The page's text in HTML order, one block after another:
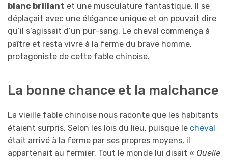
blanc brillant et une musculature fantastique. Il se
déplaçait avec une élégance unique et on pouvait dire
qu’il s’agissait d’un pur-sang. Le cheval commença à
paître et resta vivre à la ferme du brave homme,
protagoniste de cette fable chinoise.
La bonne chance et la malchance
La vieille fable chinoise nous raconte que les habitants
étaient surpris. Selon les lois du lieu, puisque le cheval
était arrivé à la ferme par ses propres moyens, il
appartenait au fermier. Tout le monde lui disait « Quelle